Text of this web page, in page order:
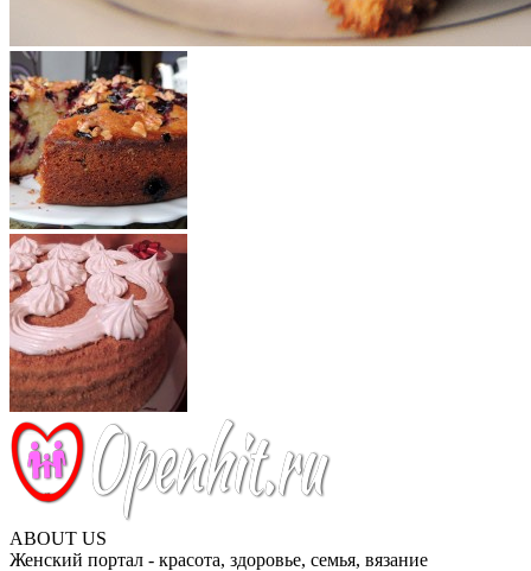
ABOUT US
Женский портал - красота, здоровье, семья, вязание